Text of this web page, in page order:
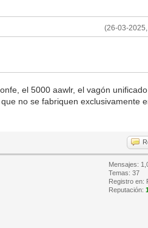
(26-03-
el 5000 aawlr, el vagón
no se fabriquen exclusivamente
Mensajes:
Temas: 37
Registro en:
Reputación: